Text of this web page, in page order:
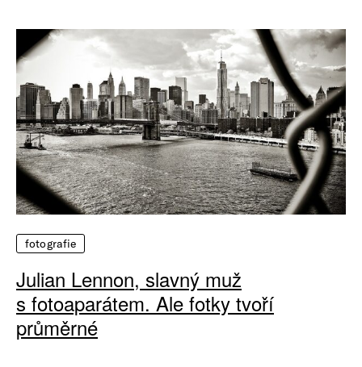
fotografie
Julian Lennon, slavný muž
s fotoaparátem. Ale fotky tvoří
průměrné